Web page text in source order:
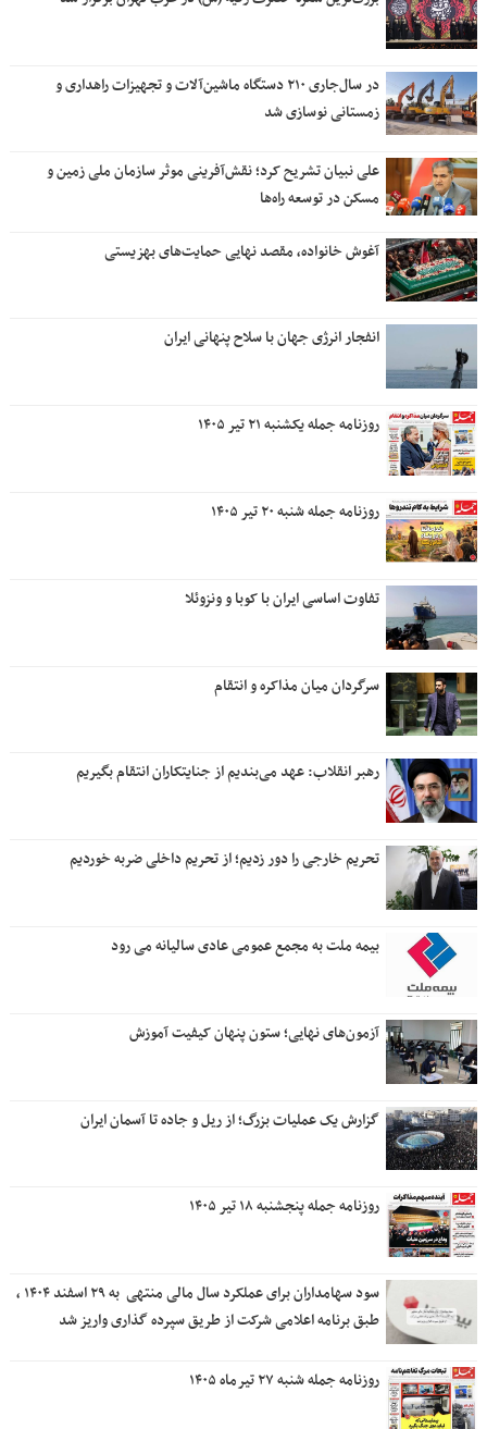
در سال‌جاری ۲۱۰ دستگاه ماشین‌آلات و تجهیزات راهداری و
زمستانی نوسازی شد
علی نبیان تشریح کرد؛ نقش‌آفرینی موثر سازمان ملی زمین و
مسکن در توسعه راه‌ها
آغوش خانواده، مقصد نهایی حمایت‌های بهزیستی
انفجار انرژی جهان با سلاح پنهانی ایران
روزنامه جمله یکشنبه ۲۱ تیر ۱۴۰۵
روزنامه جمله شنبه ۲۰ تیر ۱۴۰۵
تفاوت اساسی ایران با کوبا و ونزوئلا
سرگردان میان مذاکره و انتقام
رهبر انقلاب: عهد می‌بندیم از جنایتکاران انتقام بگیریم
تحریم خارجی را دور زدیم؛ از تحریم داخلی ضربه خوردیم
بیمه ملت به مجمع عمومی عادی سالیانه می رود
آزمون‌های نهایی؛ ستون پنهان کیفیت آموزش
گزارش یک عملیات بزرگ؛ از ریل و جاده تا آسمان ایران
روزنامه جمله پنجشنبه ۱۸ تیر ۱۴۰۵
سود سهامداران برای عملکرد سال مالی منتهی ‌ به ۲۹ اسفند ۱۴۰۴ ،
طبق برنامه اعلامی شرکت از طریق سپرده گذاری واریز شد
روزنامه جمله شنبه ۲۷ تیرماه ۱۴۰۵